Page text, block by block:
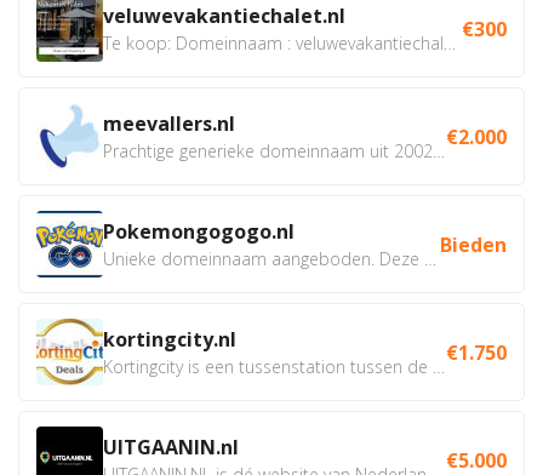
veluwevakantiechalet.nl €300
meevallers.nl €2.000
Pokemongogogo.nl Bieden
kortingcity.nl €1.750
UITGAANIN.nl €5.000